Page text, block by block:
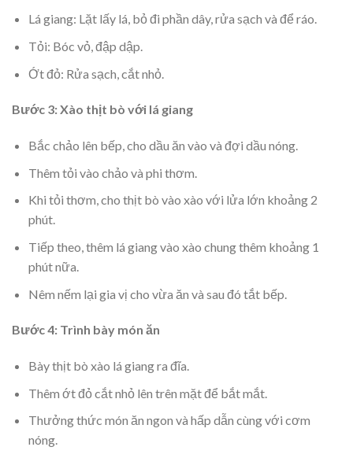
Lá giang: Lặt lấy lá, bỏ đi phần dây, rửa sạch và để ráo.
Tỏi: Bóc vỏ, đập dập.
Ớt đỏ: Rửa sạch, cắt nhỏ.
Bước 3: Xào thịt bò với lá giang
Bắc chảo lên bếp, cho dầu ăn vào và đợi dầu nóng.
Thêm tỏi vào chảo và phi thơm.
Khi tỏi thơm, cho thịt bò vào xào với lửa lớn khoảng 2
phút.
Tiếp theo, thêm lá giang vào xào chung thêm khoảng 1
phút nữa.
Nêm nếm lại gia vị cho vừa ăn và sau đó tắt bếp.
Bước 4: Trình bày món ăn
Bày thịt bò xào lá giang ra đĩa.
Thêm ớt đỏ cắt nhỏ lên trên mặt để bắt mắt.
Thưởng thức món ăn ngon và hấp dẫn cùng với cơm
nóng.